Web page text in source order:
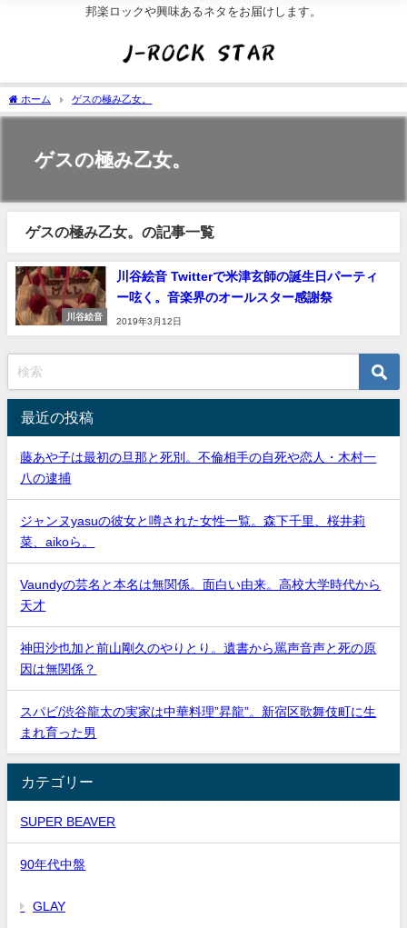
邦楽ロックや興味あるネタをお届けします。
ホーム ゲスの極み乙女。
ゲスの極み乙女。
ゲスの極み乙女。の記事一覧
川谷絵音
川谷絵音 Twitterで米津玄師の誕生日パーティ
ー呟く。音楽界のオールスター感謝祭
2019年3月12日
最近の投稿
藤あや子は最初の旦那と死別。不倫相手の自死や恋人・木村一
八の逮捕
ジャンヌyasuの彼女と噂された女性一覧。森下千里、桜井莉
菜、aikoら。
Vaundyの芸名と本名は無関係。面白い由来。高校大学時代から
天才
神田沙也加と前山剛久のやりとり。遺書から罵声音声と死の原
因は無関係？
スパビ/渋谷龍太の実家は中華料理”昇龍”。新宿区歌舞伎町に生
まれ育った男
カテゴリー
SUPER BEAVER
90年代中盤
GLAY